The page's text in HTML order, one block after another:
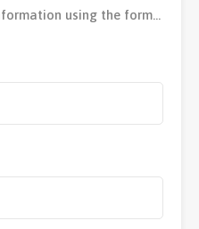
using the form…